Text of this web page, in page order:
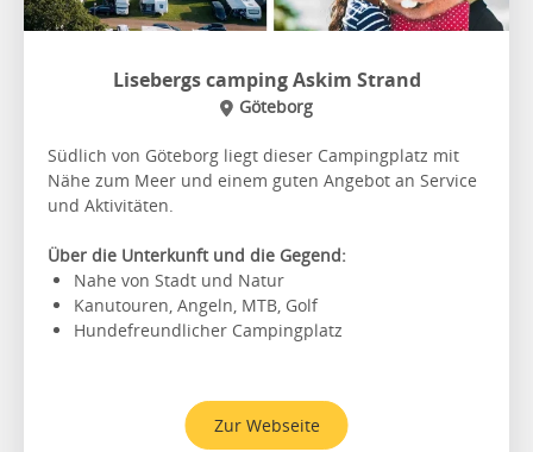
Lisebergs camping Askim Strand
Göteborg
Südlich von Göteborg liegt dieser Campingplatz mit
Nähe zum Meer und einem guten Angebot an Service
und Aktivitäten.
Über die Unterkunft und die Gegend:
Nahe von Stadt und Natur
Kanutouren, Angeln, MTB, Golf
Hundefreundlicher Campingplatz
Zur Webseite